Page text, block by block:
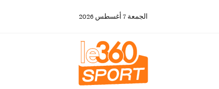
الجمعة 7 أغسطس 2026